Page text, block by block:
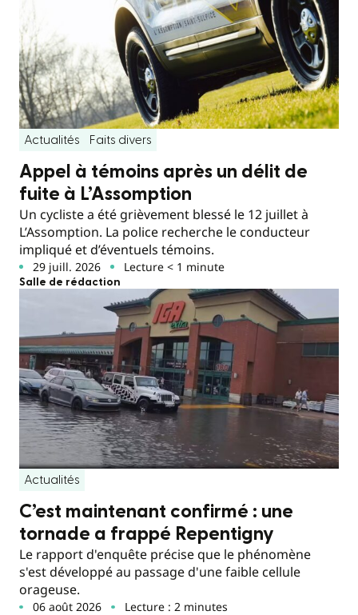
Actualités Faits divers
Appel à témoins après un délit de
fuite à L’Assomption
Un cycliste a été grièvement blessé le 12 juillet à
L’Assomption. La police recherche le conducteur
impliqué et d’éventuels témoins.
29 juill. 2026 Lecture < 1 minute
Salle de rédaction
Actualités
C’est maintenant confirmé : une
tornade a frappé Repentigny
Le rapport d'enquête précise que le phénomène
s'est développé au passage d'une faible cellule
orageuse.
06 août 2026 Lecture : 2 minutes